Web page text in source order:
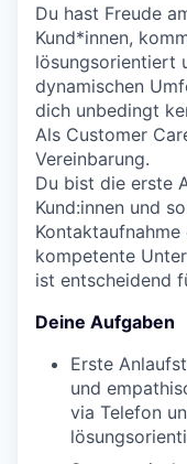
Du hast Freude
Kund*innen,
lösungsorientiert
dynamischen
dich unbedingt
Als Customer
Vereinbarung.
Du bist die erste
Kund:innen und
kompetente
ist entscheidend
Deine Aufgaben
Erste
und
via Telefon